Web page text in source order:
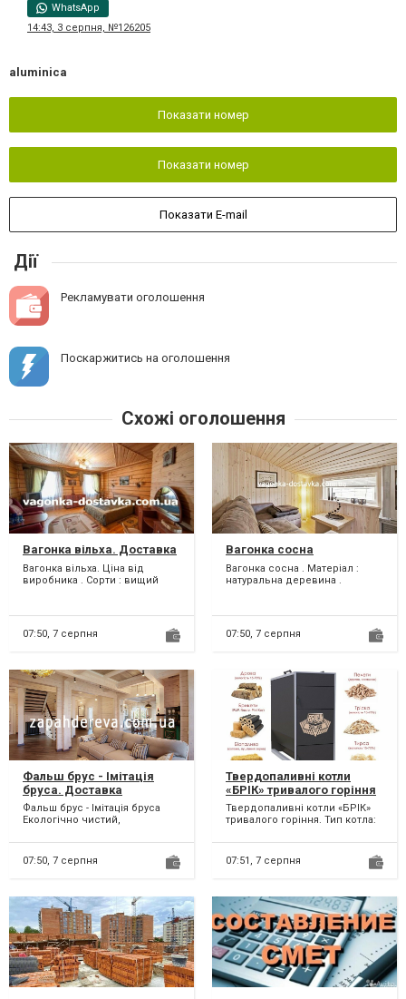
WhatsApp
14:43, 3 серпня, №126205
aluminica
Показати номер
Показати номер
Показати E-mail
Дії
Рекламувати оголошення
Поскаржитись на оголошення
Схожі оголошення
Вагонка вільха. Доставка
Вагонка вільха. Ціна від
виробника . Сорти : вищий
07:50, 7 серпня
Вагонка сосна
Вагонка сосна . Матеріал :
натуральна деревина .
двостороння....
07:50, 7 серпня
Фальш брус - Імітація
бруса. Доставка
Фальш брус - Імітація бруса
Екологічно чистий,
Деревина: сосна. 1-й сорт....
07:50, 7 серпня
Твердопаливні котли
«БРІК» тривалого горіння
Твердопаливні котли «БРІК»
тривалого горіння. Тип котла:
«БРІК» виро...
07:51, 7 серпня